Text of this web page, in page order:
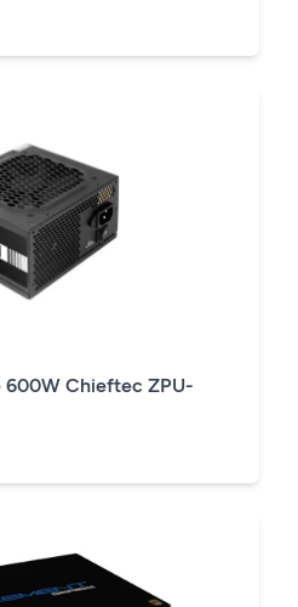
600W Chieftec ZPU-